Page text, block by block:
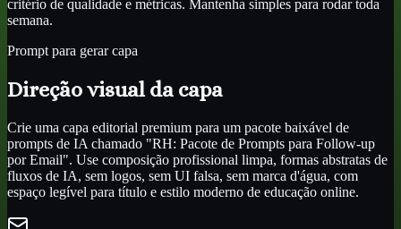
critério de qualidade e métricas. Mantenha simples para rodar toda
semana.
Prompt para gerar capa
Direção visual da capa
Crie uma capa editorial premium para um pacote baixável de
prompts de IA chamado "RH: Pacote de Prompts para Follow-up
por Email". Use composição profissional limpa, formas abstratas de
fluxos de IA, sem logos, sem UI falsa, sem marca d'água, com
espaço legível para título e estilo moderno de educação online.